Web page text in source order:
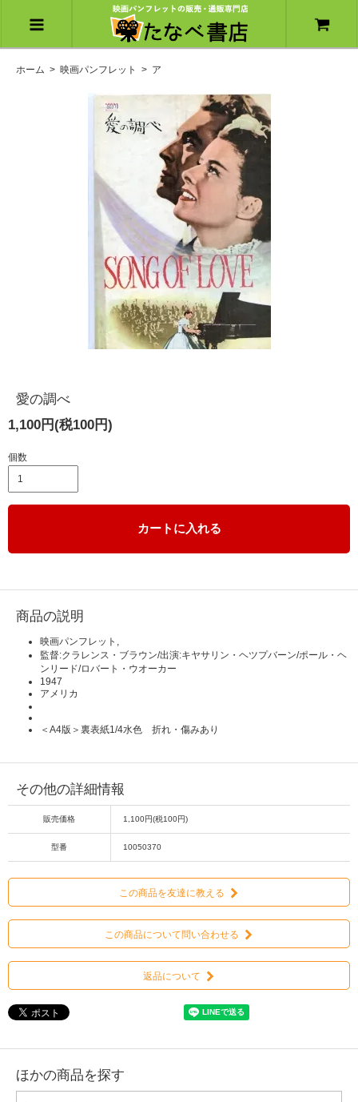
ホーム > 映画パンフレット > ア
愛の調べ
1,100円(税100円)
個数
カートに入れる
商品の説明
映画パンフレット,
監督:クラレンス・ブラウン/出演:キヤサリン・ヘツプバーン/ポール・ヘ
ンリード/ロバート・ウオーカー
1947
アメリカ
＜A4版＞裏表紙1/4水色 折れ・傷みあり
その他の詳細情報
販売価格 1,100円(税100円)
型番 10050370
この商品を友達に教える
この商品について問い合わせる
返品について
ほかの商品を探す